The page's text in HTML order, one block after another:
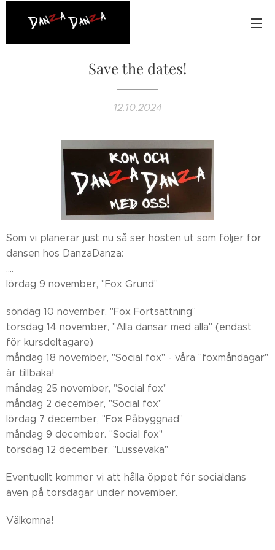
Save the dates!
12.10.2024
Som vi planerar just nu så ser hösten ut som följer för
dansen hos DanzaDanza:
....
lördag 9 november, "Fox Grund"
söndag 10 november, "Fox Fortsättning"
torsdag 14 november, "Alla dansar med alla" (endast
för kursdeltagare)
måndag 18 november, "Social fox" - våra "foxmåndagar"
är tillbaka!
måndag 25 november, "Social fox"
måndag 2 december, "Social fox"
lördag 7 december, "Fox Påbyggnad"
måndag 9 december. "Social fox"
torsdag 12 december. "Lussevaka"
Eventuellt kommer vi att hålla öppet för socialdans
även på torsdagar under november.
Välkomna!